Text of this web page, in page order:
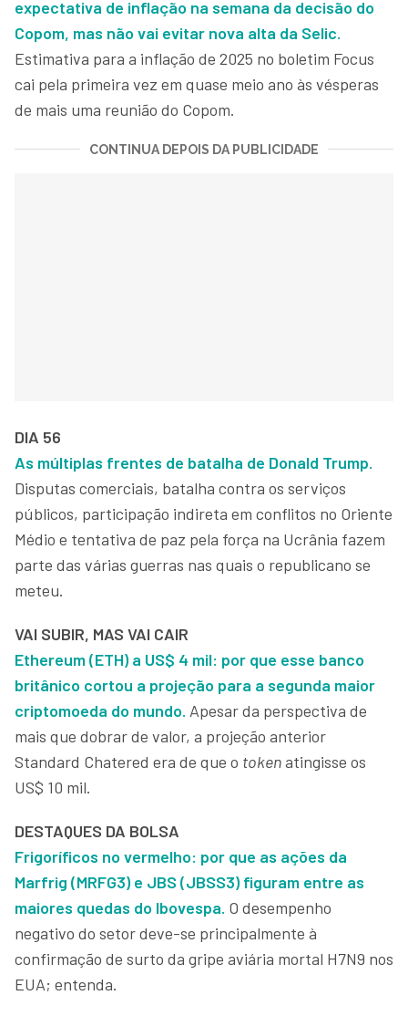
expectativa de inflação na semana da decisão do
Copom, mas não vai evitar nova alta da Selic.
Estimativa para a inflação de 2025 no boletim Focus
cai pela primeira vez em quase meio ano às vésperas
de mais uma reunião do Copom.
CONTINUA DEPOIS DA PUBLICIDADE
DIA 56
As múltiplas frentes de batalha de Donald Trump.
Disputas comerciais, batalha contra os serviços
públicos, participação indireta em conflitos no Oriente
Médio e tentativa de paz pela força na Ucrânia fazem
parte das várias guerras nas quais o republicano se
meteu.
VAI SUBIR, MAS VAI CAIR
Ethereum (ETH) a US$ 4 mil: por que esse banco
britânico cortou a projeção para a segunda maior
criptomoeda do mundo. Apesar da perspectiva de
mais que dobrar de valor, a projeção anterior
Standard Chatered era de que o tokenatingisse os
US$ 10 mil.
DESTAQUES DA BOLSA
Frigoríficos no vermelho: por que as ações da
Marfrig (MRFG3) e JBS (JBSS3) figuram entre as
maiores quedas do Ibovespa. O desempenho
negativo do setor deve-se principalmente à
confirmação de surto da gripe aviária mortal H7N9 nos
EUA; entenda.